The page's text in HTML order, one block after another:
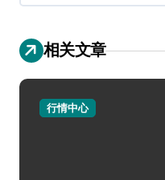
相关文章
行情中心